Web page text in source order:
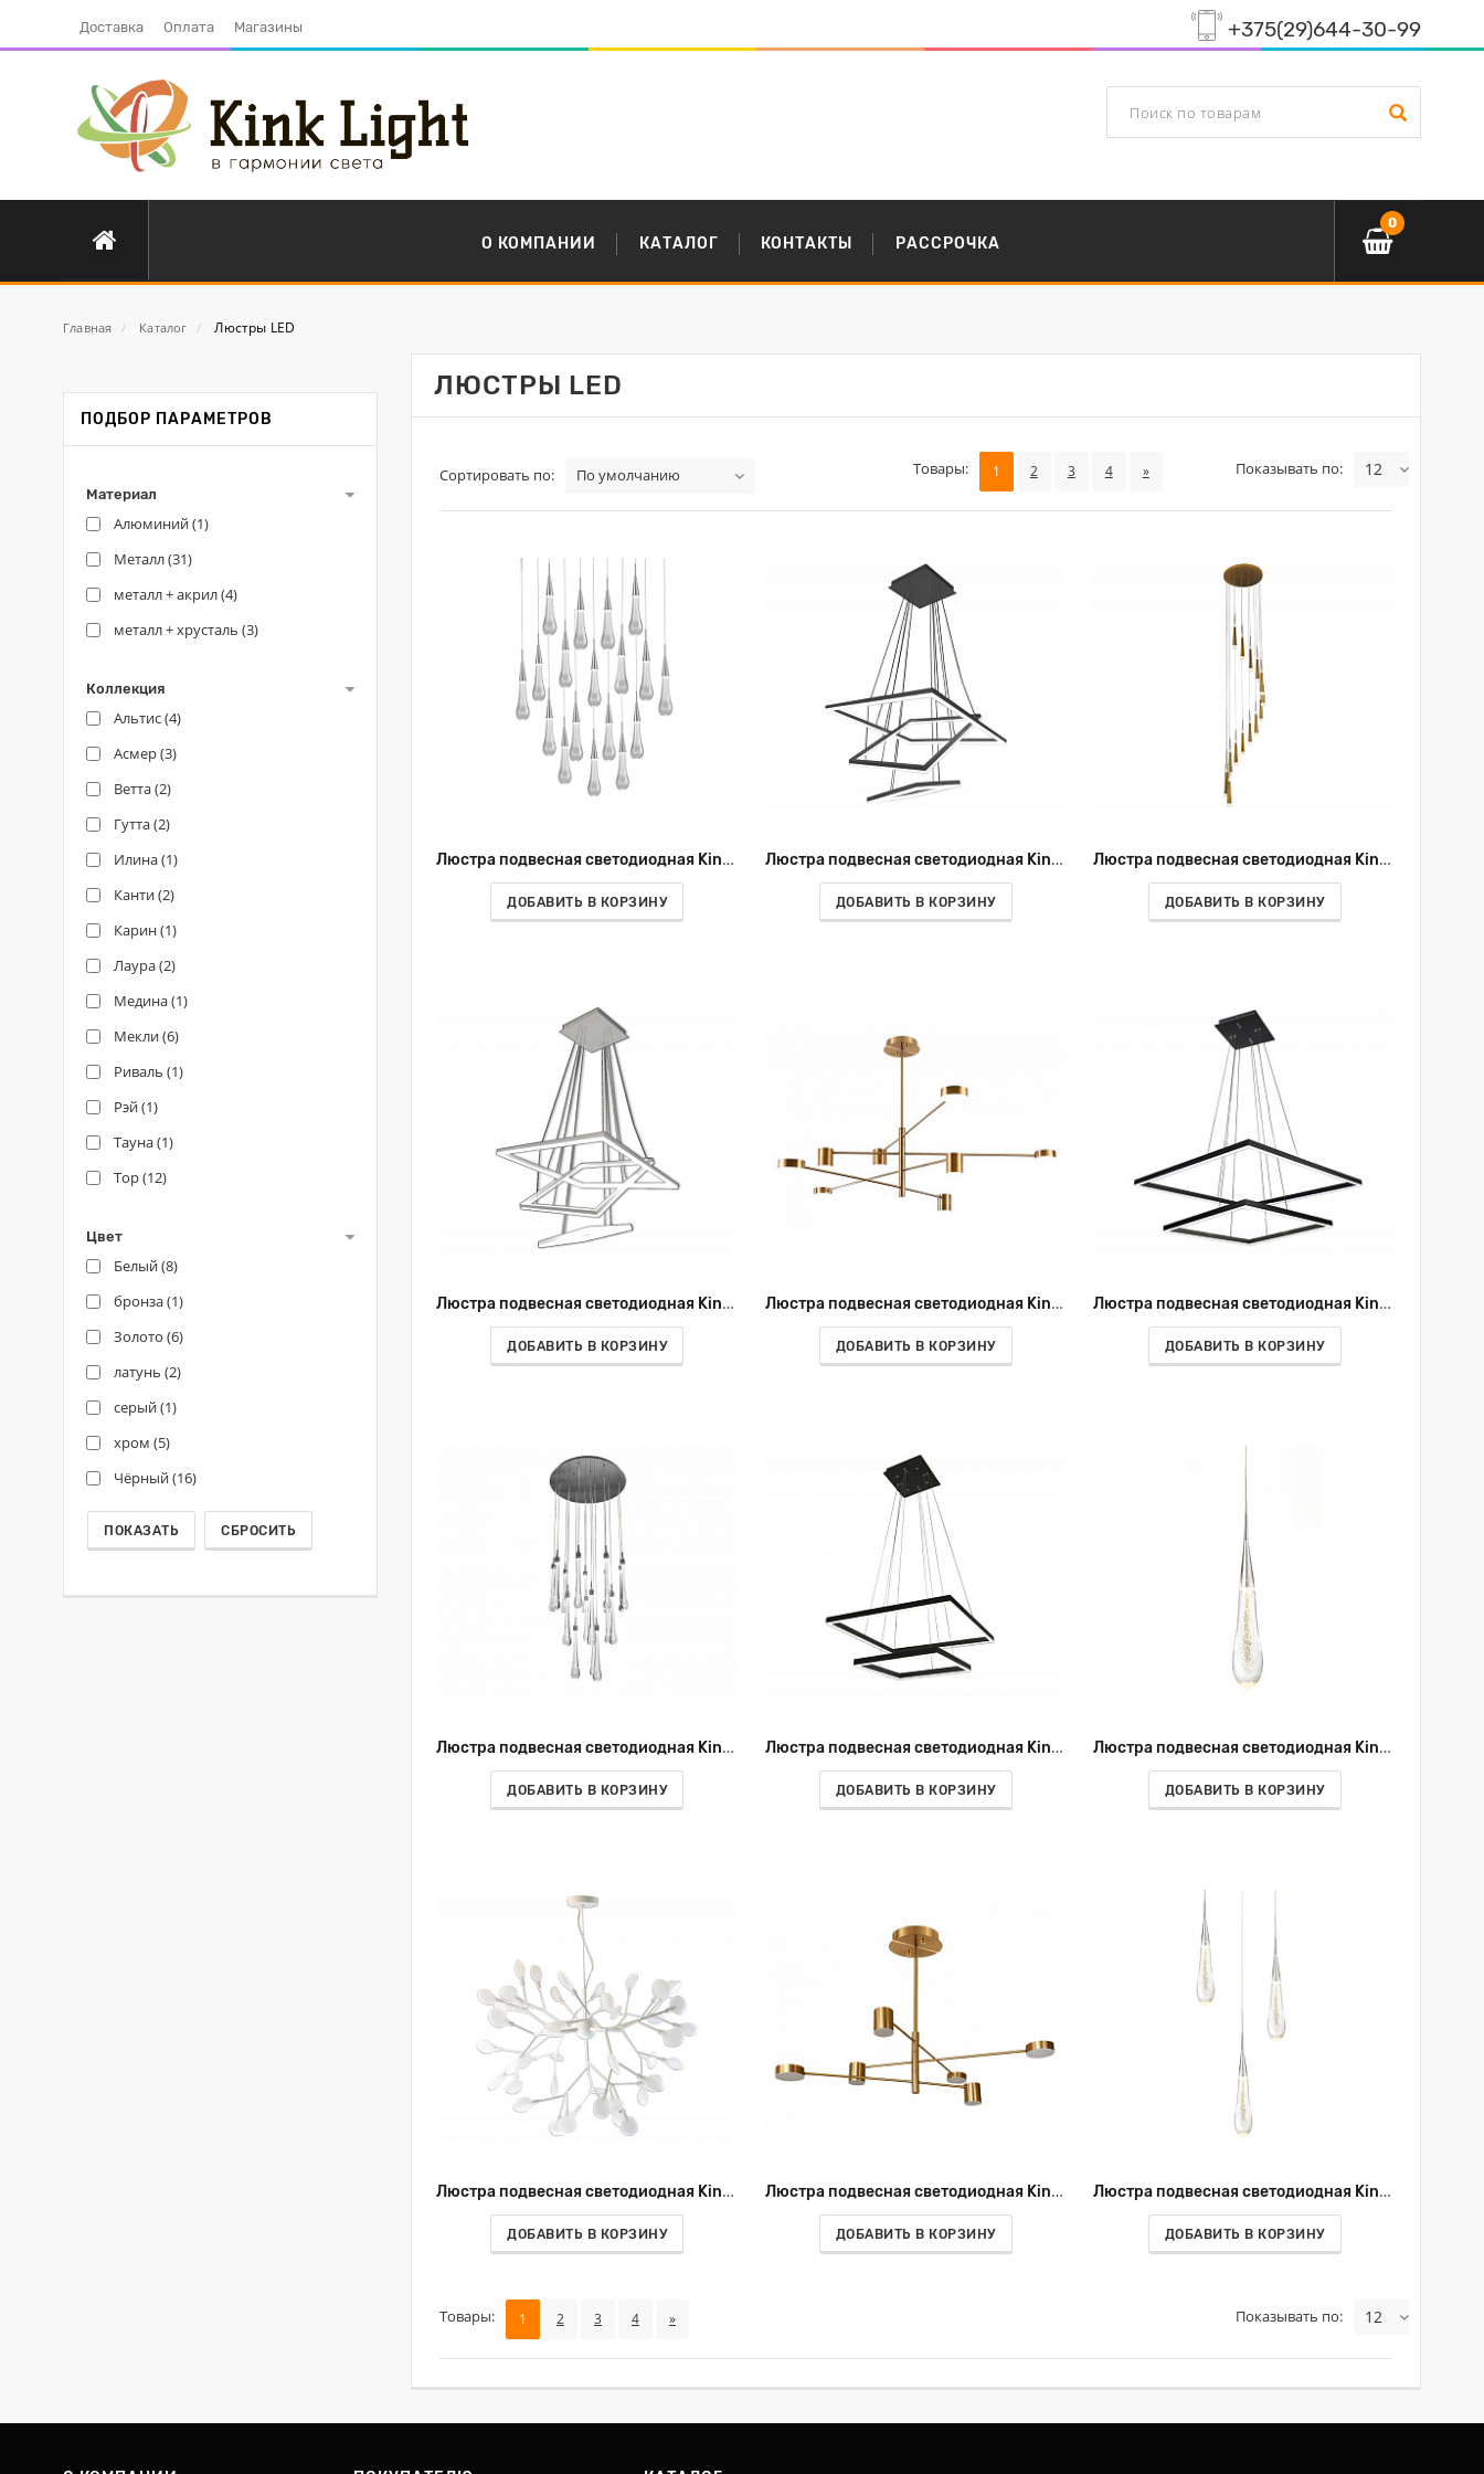
Доставка Оплата Магазины +375(29)644-30-99
О КОМПАНИИ КАТАЛОГ КОНТАКТЫ РАССРОЧКА
0
Главная / Каталог / Люстры LED
ЛЮСТРЫ LED
Сортировать по: По умолчанию Товары: 1 2 3 4 » Показывать по: 12
Люстра подвесная светодиодная Kink Light Асмер 07861-18A,02
ДОБАВИТЬ В КОРЗИНУ
Люстра подвесная светодиодная Kink Light Альтис 08201,19(4000К)
ДОБАВИТЬ В КОРЗИНУ
Люстра подвесная светодиодная Kink Light Рэй 6114-15A,33
ДОБАВИТЬ В КОРЗИНУ
Люстра подвесная светодиодная Kink Light Альтис 08201,01(4000K)
ДОБАВИТЬ В КОРЗИНУ
Люстра подвесная светодиодная Kink Light Мекли 07650-8,33(3000К)
ДОБАВИТЬ В КОРЗИНУ
Люстра подвесная светодиодная Kink Light Альтис 08229,19(4000K)
ДОБАВИТЬ В КОРЗИНУ
Люстра подвесная светодиодная Kink Light Асмер 07860-18A,02
ДОБАВИТЬ В КОРЗИНУ
Люстра подвесная светодиодная Kink Light Альтис 08227,19(4000K)
ДОБАВИТЬ В КОРЗИНУ
Люстра подвесная светодиодная Kink Light Гутта 07861-1A,02
ДОБАВИТЬ В КОРЗИНУ
Люстра подвесная светодиодная Kink Light Ветта 07521-45,01
ДОБАВИТЬ В КОРЗИНУ
Люстра подвесная светодиодная Kink Light Мекли 07650-6,33(3000К)
ДОБАВИТЬ В КОРЗИНУ
Люстра подвесная светодиодная Kink Light Гутта 07861-3AS,02
ДОБАВИТЬ В КОРЗИНУ
Товары: 1 2 3 4 » Показывать по: 12
ПОДБОР ПАРАМЕТРОВ
Материал
Алюминий (1)
Металл (31)
металл + акрил (4)
металл + хрусталь (3)
Коллекция
Альтис (4)
Асмер (3)
Ветта (2)
Гутта (2)
Илина (1)
Канти (2)
Карин (1)
Лаура (2)
Медина (1)
Мекли (6)
Риваль (1)
Рэй (1)
Тауна (1)
Тор (12)
Цвет
Белый (8)
бронза (1)
Золото (6)
латунь (2)
серый (1)
хром (5)
Чёрный (16)